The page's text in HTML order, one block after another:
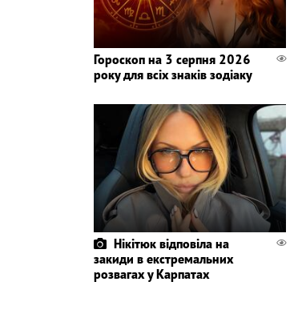
Гороскоп на 3 серпня 2026
року для всіх знаків зодіаку
Нікітюк відповіла на
закиди в екстремальних
розвагах у Карпатах